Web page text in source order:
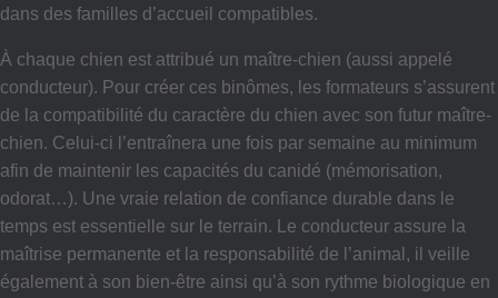
dans des familles d’accueil compatibles.
À chaque chien est attribué un maître-chien (aussi appelé
conducteur). Pour créer ces binômes, les formateurs s’assurent
de la compatibilité du caractère du chien avec son futur maître-
chien. Celui-ci l’entraînera une fois par semaine au minimum
afin de maintenir les capacités du canidé (mémorisation,
odorat…). Une vraie relation de confiance durable dans le
temps est essentielle sur le terrain. Le conducteur assure la
maîtrise permanente et la responsabilité de l’animal, il veille
également à son bien-être ainsi qu’à son rythme biologique en